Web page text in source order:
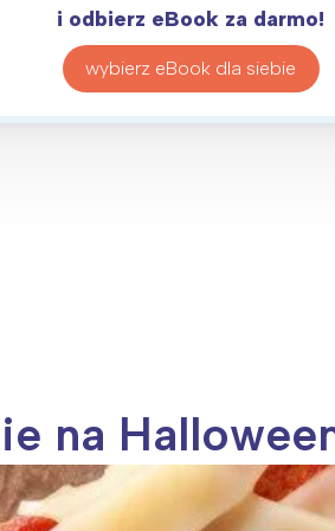
i odbierz eBook za darmo!
wybierz eBook dla siebie
na